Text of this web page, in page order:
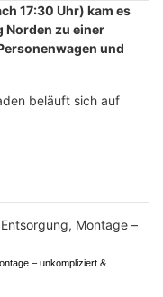
17:30 Uhr) kam es
Norden zu einer
und
beläuft sich auf
– unkompliziert &